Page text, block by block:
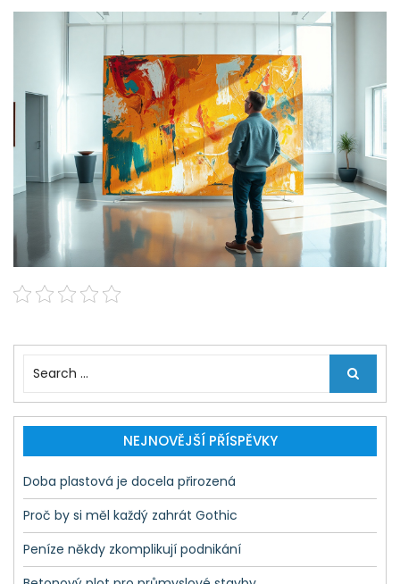
a
r
h
f
r
:
NEJNOVĚJŠÍ PŘÍSPĚVKY
Doba plastová je docela přirozená
Proč by si měl každý zahrát Gothic
Peníze někdy zkomplikují podnikání